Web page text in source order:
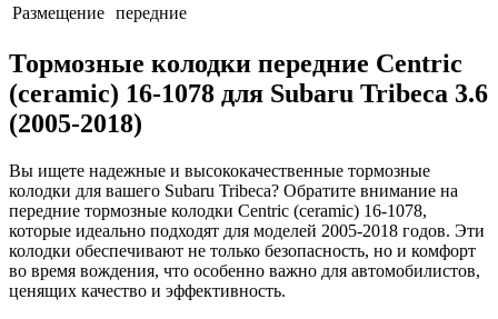
Размещение передние
Тормозные колодки передние Centric
(ceramic) 16-1078 для Subaru Tribeca 3.6
(2005-2018)
Вы ищете надежные и высококачественные тормозные
колодки для вашего Subaru Tribeca? Обратите внимание на
передние тормозные колодки Centric (ceramic) 16-1078,
которые идеально подходят для моделей 2005-2018 годов. Эти
колодки обеспечивают не только безопасность, но и комфорт
во время вождения, что особенно важно для автомобилистов,
ценящих качество и эффективность.